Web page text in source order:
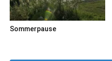
Sommerpause